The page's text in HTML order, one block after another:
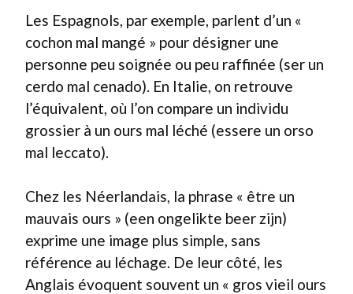
Les Espagnols, par exemple, parlent d’un «
cochon mal mangé » pour désigner une
personne peu soignée ou peu raffinée (ser un
cerdo mal cenado). En Italie, on retrouve
l’équivalent, où l’on compare un individu
grossier à un ours mal léché (essere un orso
mal leccato).
Chez les Néerlandais, la phrase « être un
mauvais ours » (een ongelikte beer zijn)
exprime une image plus simple, sans
référence au léchage. De leur côté, les
Anglais évoquent souvent un « gros vieil ours